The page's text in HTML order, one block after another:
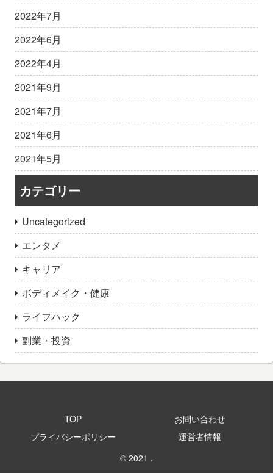
2022年7月
2022年6月
2022年4月
2021年9月
2021年7月
2021年6月
2021年5月
カテゴリー
Uncategorized
エンタメ
キャリア
ボディメイク・健康
ライフハック
副業・投資
TOP
お問い合わせ
プライバシーポリシー
運営者情報
© 2021 .